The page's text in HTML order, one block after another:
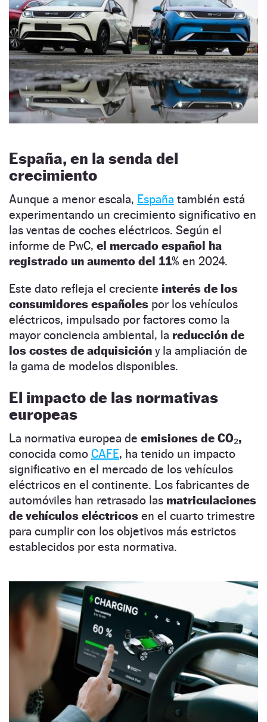
España, en la senda del
crecimiento
Aunque a menor escala, España también está
experimentando un crecimiento significativo en
las ventas de coches eléctricos. Según el
informe de PwC, el mercado español ha
registrado un aumento del 11% en 2024.
Este dato refleja el creciente interés de los
consumidores españoles por los vehículos
eléctricos, impulsado por factores como la
mayor conciencia ambiental, la reducción de
los costes de adquisición y la ampliación de
la gama de modelos disponibles.
El impacto de las normativas
europeas
La normativa europea de emisiones de CO₂,
conocida como CAFE, ha tenido un impacto
significativo en el mercado de los vehículos
eléctricos en el continente. Los fabricantes de
automóviles han retrasado las matriculaciones
de vehículos eléctricos en el cuarto trimestre
para cumplir con los objetivos más estrictos
establecidos por esta normativa.